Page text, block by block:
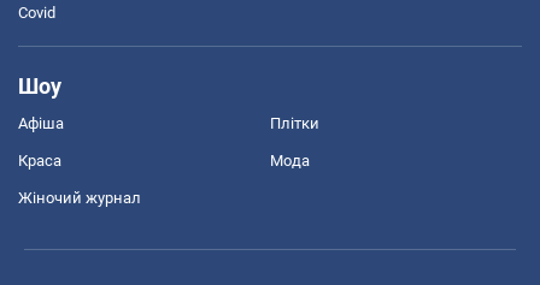
Covid
Шоу
Афіша Плітки
Краса Мода
Жіночий журнал